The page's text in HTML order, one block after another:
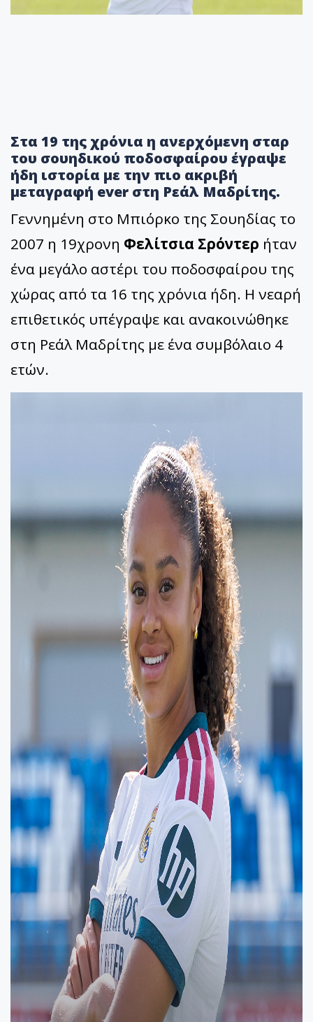
Στα 19 της χρόνια η ανερχόμενη σταρ
του σουηδικού ποδοσφαίρου έγραψε
ήδη ιστορία με την πιο ακριβή
μεταγραφή ever στη Ρεάλ Μαδρίτης.
Γεννημένη στο Μπιόρκο της Σουηδίας το
2007 η 19χρονη Φελίτσια Σρόντερ ήταν
ένα μεγάλο αστέρι του ποδοσφαίρου της
χώρας από τα 16 της χρόνια ήδη. Η νεαρή
επιθετικός υπέγραψε και ανακοινώθηκε
στη Ρεάλ Μαδρίτης με ένα συμβόλαιο 4
ετών.